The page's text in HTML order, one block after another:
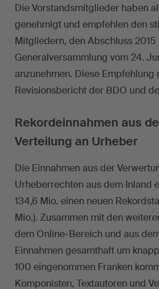
Die Vorstandsmitglieder haben
genehmigt und empfehlen den
Mitgliedern, den Abschluss 2015
Generalversammlung vom 24.
anzunehmen. Diese Empfehlung
Revisionsbericht der BDO und
Rekordeinnahmen aus
Verteilung an Urheber
Die Einnahmen aus der
Urheberrechten aus dem Inland
134,6 Mio. einen neuen
Mio.). Zusammen mit den
dem Online-Bereich und aus
Einnahmen gesamthaft um
100 eingenommen Franken
Komponisten, Textautoren und